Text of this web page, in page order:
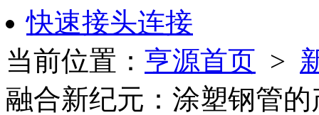
快速接头连接
当前位置： 亨源首页 >
融合新纪元：涂塑钢管